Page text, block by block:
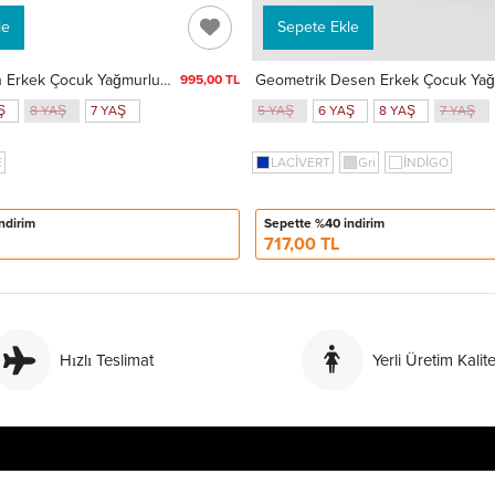
School Desen Erkek Çocuk Yağmurluk 3337 995,00 TL
8 YAŞ 7 YAŞ
Sepete Ekle
5 YAŞ
6 YAŞ 8 YAŞ 7 YAŞ
LACİVERT Gri İNDİGO
Sepette %40 indirim
717,00 TL
Hızlı Teslimat Yerli Üretim